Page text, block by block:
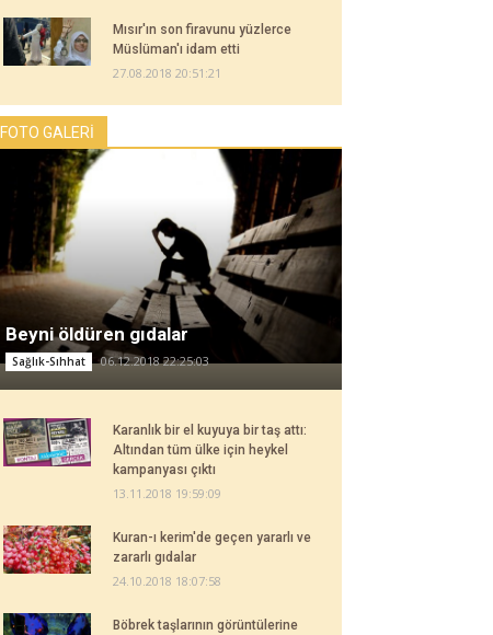
Mısır'ın son firavunu yüzlerce
Müslüman'ı idam etti
27.08.2018 20:51:21
FOTO GALERİ
Beyni öldüren gıdalar
Sağlık-Sıhhat 06.12.2018 22:25:03
Karanlık bir el kuyuya bir taş attı:
Altından tüm ülke için heykel
kampanyası çıktı
13.11.2018 19:59:09
Kuran-ı kerim'de geçen yararlı ve
zararlı gıdalar
24.10.2018 18:07:58
Böbrek taşlarının görüntülerine